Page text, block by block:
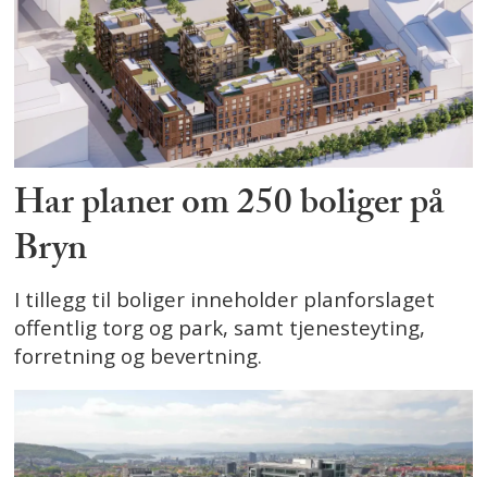
Har planer om 250 boliger på
Bryn
I tillegg til boliger inneholder planforslaget
offentlig torg og park, samt tjenesteyting,
forretning og bevertning.